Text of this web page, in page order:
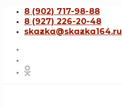
8 (902) 717-98-88
8 (927) 226-20-48
skazka@skazka164.ru